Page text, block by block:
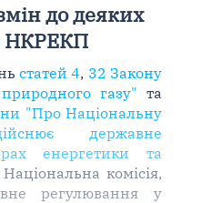
до деяких
НКРЕКП
статей 4, 32 Закону
газу" та
"Про Національну
державне
енергетики та
Національна комісія,
регулювання у